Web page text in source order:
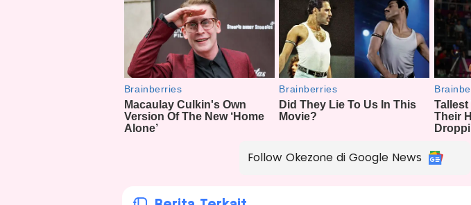
Follow Okezone di Google News